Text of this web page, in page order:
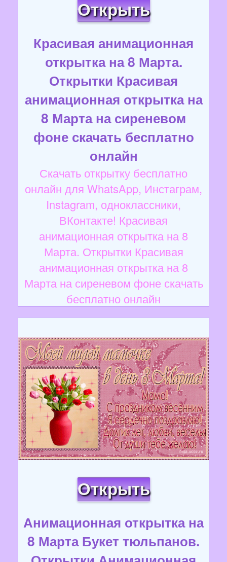
Открыть
Красивая анимационная
открытка на 8 Марта.
Открытки Красивая
анимационная открытка на
8 Марта на сиреневом
фоне скачать бесплатно
онлайн
Скачать открытку бесплатно
онлайн для WhatsApp, Инстаграм,
Instagram, одноклассники,
ВКонтакте! Красивая
анимационная открытка на 8
Марта. Открытки Красивая
анимационная открытка на 8
Марта на сиреневом фоне скачать
бесплатно онлайн
Открыть
Анимационная открытка на
8 Марта Букет тюльпанов.